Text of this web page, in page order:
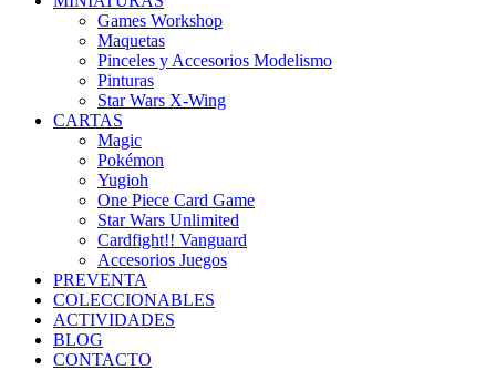
Games Workshop
Maquetas
Pinceles y Accesorios Modelismo
Pinturas
Star Wars X-Wing
CARTAS
Magic
Pokémon
Yugioh
One Piece Card Game
Star Wars Unlimited
Cardfight!! Vanguard
Accesorios Juegos
PREVENTA
COLECCIONABLES
ACTIVIDADES
BLOG
CONTACTO